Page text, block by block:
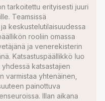
tarkoitettu erityisesti juuri
Teamsissä
keskustelutilaisuudessa
rooliin omassa
ja venerekisterin
Katsastuspäällikkö luo
katsastajien
varmistaa yhtenäinen,
painottuva
Illan aikana